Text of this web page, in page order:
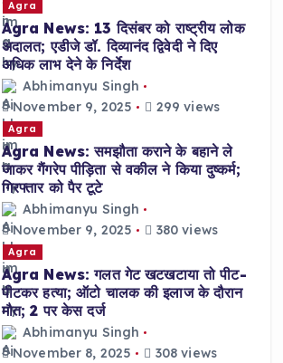
Agra
Agra News: 13 दिसंबर को राष्ट्रीय लोक
अदालत; एडीजे डॉ. दिव्यानंद द्विवेदी ने दिए
अधिक लाभ देने के निर्देश
Abhimanyu Singh
November 9, 2025
299 views
Agra
Agra News: समझौता कराने के बहाने ले
जाकर गैंगरेप पीड़िता से वकील ने किया दुष्कर्म;
गिरफ्तार को पैर टूटे
Abhimanyu Singh
November 9, 2025
380 views
Agra
Agra News: गलत गेट खटखटाया तो पीट-
पीटकर हत्या; ऑटो चालक की इलाज के दौरान
मौत; 2 पर केस दर्ज
Abhimanyu Singh
November 8, 2025
308 views